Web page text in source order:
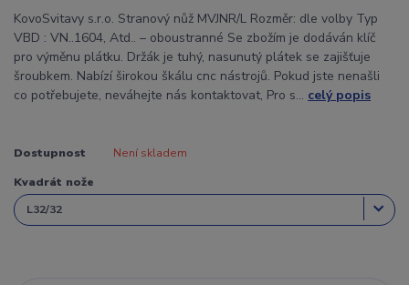
KovoSvitavy s.r.o. Stranový nůž MVJNR/L Rozměr: dle volby Typ
VBD : VN..1604, Atd.. – oboustranné Se zbožím je dodáván klíč
pro výměnu plátku. Držák je tuhý, nasunutý plátek se zajišťuje
šroubkem. Nabízí širokou škálu cnc nástrojů. Pokud jste nenašli
co potřebujete, neváhejte nás kontaktovat, Pro s... celý popis
Dostupnost Není skladem
Kvadrát nože